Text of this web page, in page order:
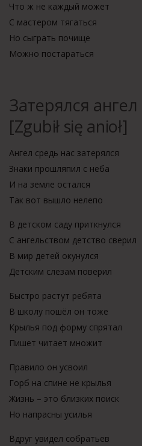
Что ж не каждый может
С мастером тягаться
Но сыграть почище
Можно постараться
Затерялся ангел
[Zgubił się anioł]
Ангел средь нас затерялся
Знаки прошляпил с неба
И на земле остался
Так вот вышло нелепо
В детском саду приткнулся
С ангельством детство сверил
В мир детей окунулся
Детским слезам поверил
Быстро растут ребята
В школу пошёл он тоже
Крылья под форму спрятал
Пишет читает множит
Правило он усвоил
Горб на спине не крылья
Жизнь – это близких поиск
Но напрасны усилья
Вдруг увидел собратьев